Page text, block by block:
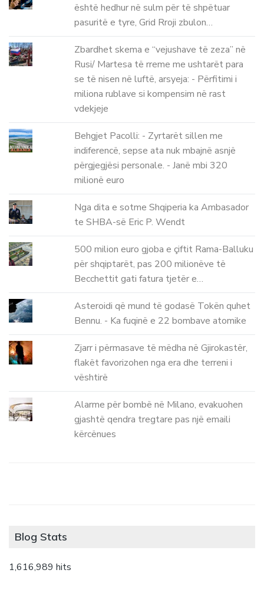
është hedhur në sulm për të shpëtuar
pasuritë e tyre, Grid Rroji zbulon…
Zbardhet skema e “vejushave të zeza” në
Rusi/ Martesa të rreme me ushtarët para
se të nisen në luftë, arsyeja: - Përfitimi i
miliona rublave si kompensim në rast
vdekjeje
Behgjet Pacolli: - Zyrtarët sillen me
indiferencë, sepse ata nuk mbajnë asnjë
përgjegjësi personale. - Janë mbi 320
milionë euro
Nga dita e sotme Shqiperia ka Ambasador
te SHBA-së Eric P. Wendt
500 milion euro gjoba e çiftit Rama-Balluku
për shqiptarët, pas 200 milionëve të
Becchettit gati fatura tjetër e…
Asteroidi që mund të godasë Tokën quhet
Bennu. - Ka fuqinë e 22 bombave atomike
Zjarr i përmasave të mëdha në Gjirokastër,
flakët favorizohen nga era dhe terreni i
vështirë
Alarme për bombë në Milano, evakuohen
gjashtë qendra tregtare pas një emaili
kërcënues
Blog Stats
1,616,989 hits